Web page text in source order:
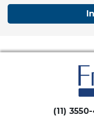
(11)